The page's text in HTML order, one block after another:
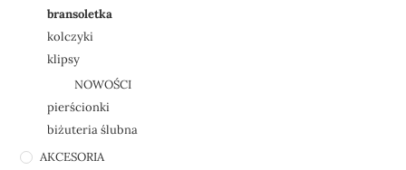
bransoletka
kolczyki
klipsy
NOWOŚCI
pierścionki
biżuteria ślubna
AKCESORIA